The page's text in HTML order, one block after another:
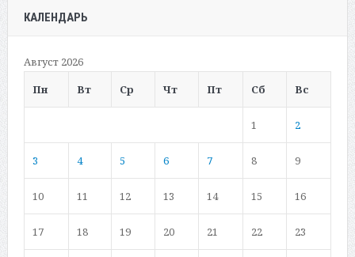
КАЛЕНДАРЬ
Август 2026
Пн
Вт Ср Чт Пт Сб Вс
1 2
3 4 5 6 7 8 9
10 11 12 13 14 15 16
17 18 19 20 21 22 23